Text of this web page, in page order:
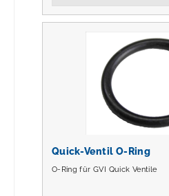
Quick-Ventil O-Ring
O-Ring für GVI Quick Ventile